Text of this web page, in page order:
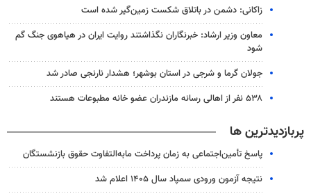
زاکانی: دشمن در باتلاق شکست زمین‌گیر شده است
معاون وزیر ارشاد: خبرنگاران نگذاشتند روایت ایران در هیاهوی جنگ گم
شود
جولان گرما و شرجی در استان بوشهر؛ هشدار نارنجی صادر شد
۵۳۸ نفر از اهالی رسانه مازندران عضو خانه مطبوعات هستند
پربازدیدترین ها
پاسخ تأمین‌اجتماعی به زمان پرداخت مابه‌التفاوت حقوق بازنشستگان
نتیجه آزمون ورودی سمپاد سال ۱۴۰۵ اعلام شد